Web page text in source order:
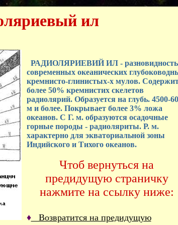
ил
РАДИОЛЯРИЕВИЙ ИЛ - разновидность
современных океанических
кремнисто-глинистых-х мулов.
более 50% кремнистих скелетов
радиолярий. Образуется на глубь. 4500-
м и более. Покрывает более 3% ложа
океанов. С Г. м. образуются осадочные
горные породы - радиоляриты. Р. м.
характерно для экваториальной зоны
Индийского и Тихого океанов.
Чтоб вернуться на
предидущую страничку
нажмите на ссылку ниже:
♦Возвратится на предидущую